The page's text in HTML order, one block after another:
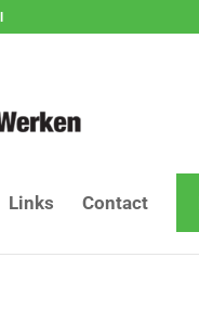
Links Contact